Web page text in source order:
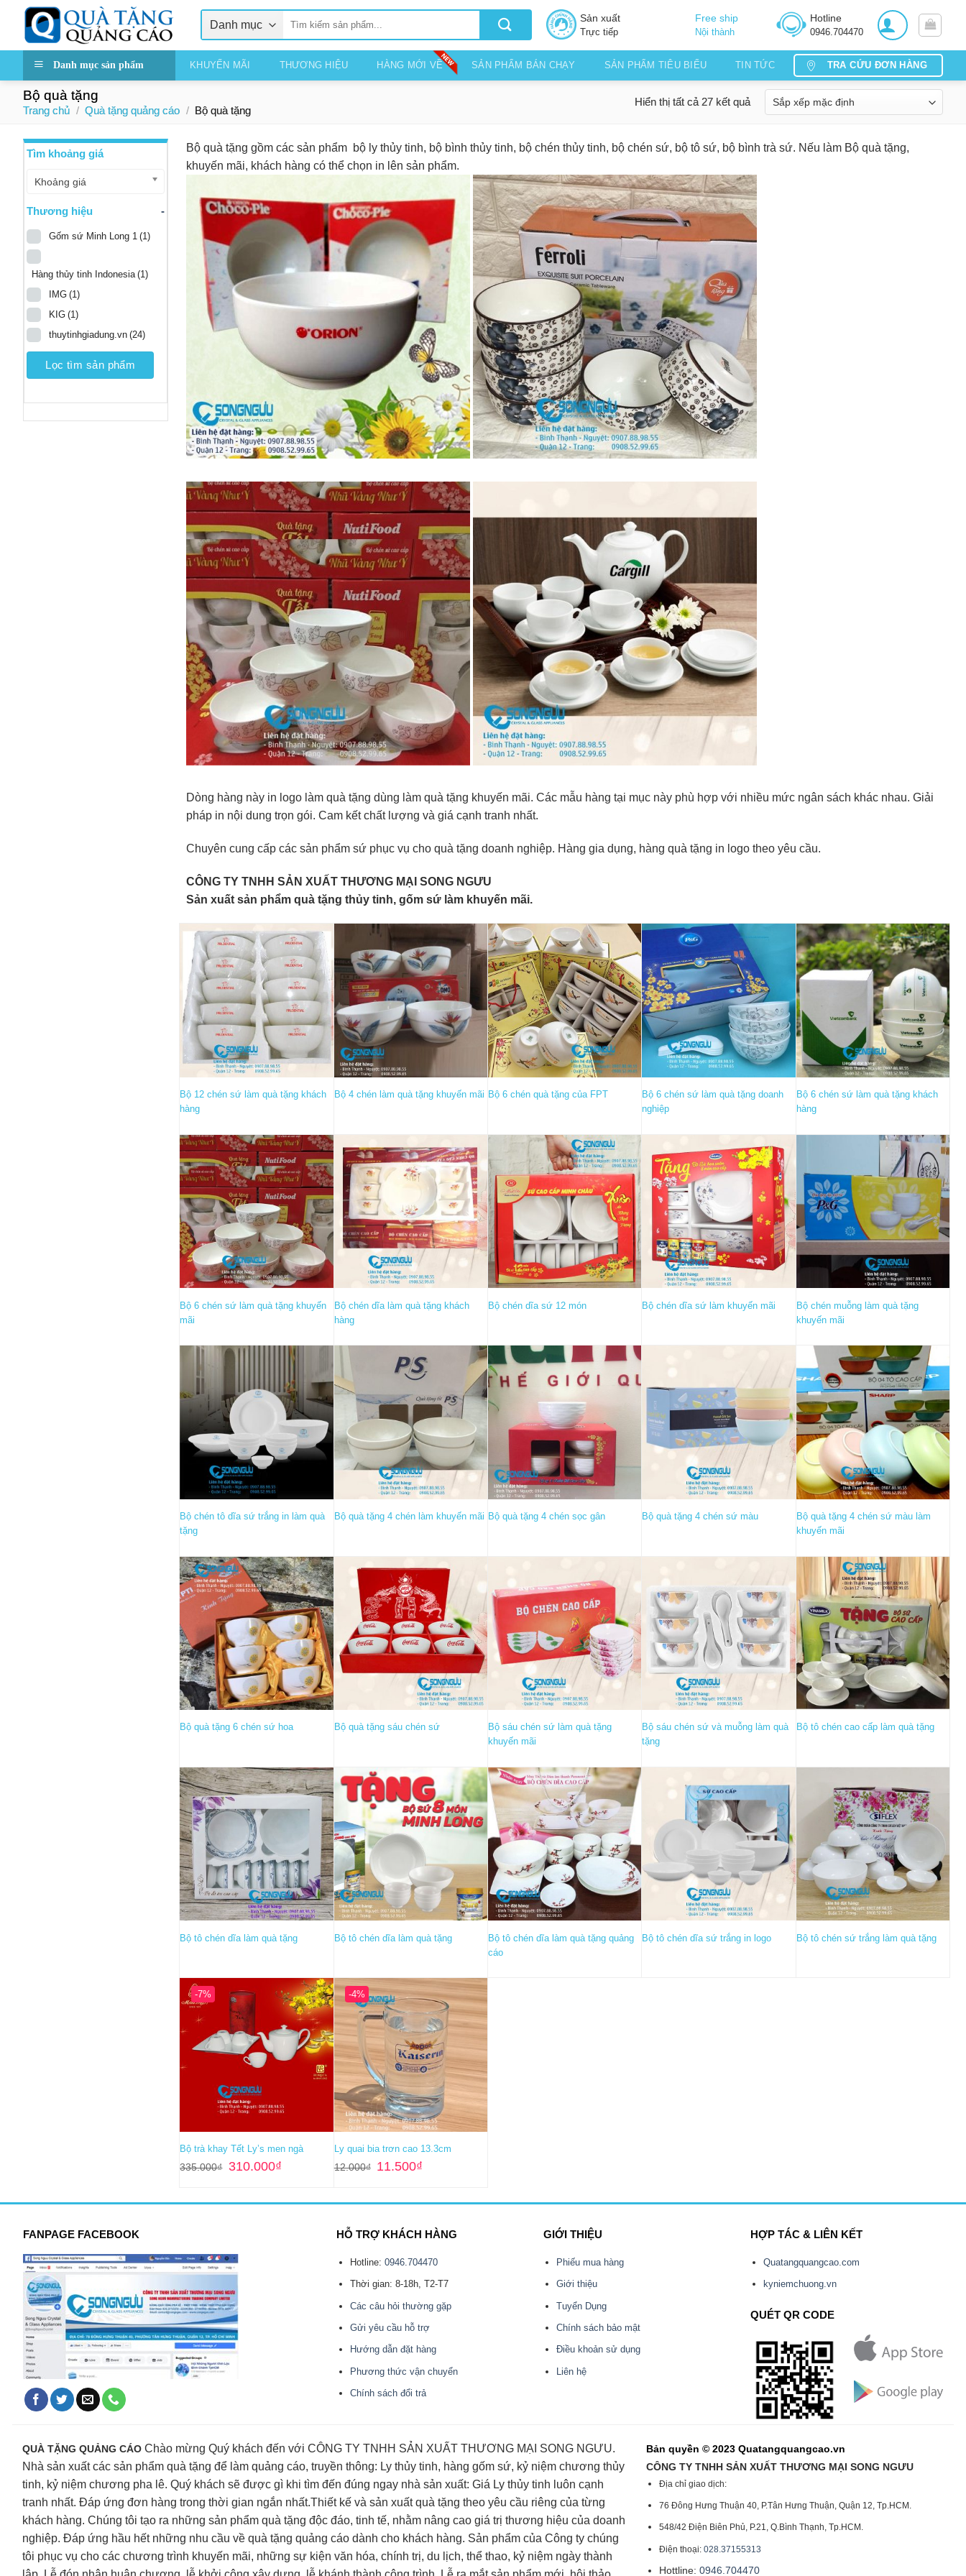
content
Sản xuất
Trực tiếp
Free ship
Nội thành
Hotline
0946.704470
Danh mục sản phẩm KHUYẾN MÃI THƯƠNG HIỆU HÀNG MỚI VỀ SẢN PHẨM BÁN CHẠY SẢN PHẨM TIÊU BIỂU TIN TỨC TRA CỨU ĐƠN HÀNG
Bộ quà tặng
Trang chủ / Quà tặng quảng cáo / Bộ quà tặng
Hiển thị tất cả 27 kết quả
Tìm khoảng giá
Khoảng giá
Thương hiệu -
Gốm sứ Minh Long 1 (1)
Hàng thủy tinh Indonesia (1)
IMG (1)
KIG (1)
thuytinhgiadung.vn (24)
Lọc tìm sản phẩm
Bộ quà tặng gồm các sản phẩm bộ ly thủy tinh, bộ bình thủy tinh, bộ chén thủy tinh, bộ chén sứ, bộ tô sứ, bộ bình trà sứ. Nếu làm Bộ quà tặng,
khuyến mãi, khách hàng có thể chọn in lên sản phẩm.
Dòng hàng này in logo làm quà tặng dùng làm quà tặng khuyến mãi. Các mẫu hàng tại mục này phù hợp với nhiều mức ngân sách khác nhau. Giải
pháp in nội dung trọn gói. Cam kết chất lượng và giá cạnh tranh nhất.
Chuyên cung cấp các sản phẩm sứ phục vụ cho quà tặng doanh nghiệp. Hàng gia dụng, hàng quà tặng in logo theo yêu cầu.
CÔNG TY TNHH SẢN XUẤT THƯƠNG MẠI SONG NGƯU
Sản xuất sản phẩm quà tặng thủy tinh, gốm sứ làm khuyến mãi.
Bộ 12 chén sứ làm quà tặng khách
hàng
Bộ 4 chén làm quà tặng khuyến mãi Bộ 6 chén quà tặng của FPT
Bộ 6 chén sứ làm quà tặng doanh
nghiệp
Bộ 6 chén sứ làm quà tặng khách
hàng
Bộ 6 chén sứ làm quà tặng khuyến
mãi
Bộ chén dĩa làm quà tặng khách
hàng
Bộ chén dĩa sứ 12 món Bộ chén dĩa sứ làm khuyến mãi
Bộ chén muỗng làm quà tặng
khuyến mãi
Bộ chén tô dĩa sứ trắng in làm quà
tặng
Bộ quà tặng 4 chén làm khuyến mãi Bộ quà tặng 4 chén sọc gân Bộ quà tặng 4 chén sứ màu
Bộ quà tặng 4 chén sứ màu làm
khuyến mãi
Bộ quà tặng 6 chén sứ hoa Bộ quà tặng sáu chén sứ
Bộ sáu chén sứ làm quà tặng
khuyến mãi
Bộ sáu chén sứ và muỗng làm quà
tặng
Bộ tô chén cao cấp làm quà tặng
Bộ tô chén dĩa làm quà tặng Bộ tô chén dĩa làm quà tặng
Bộ tô chén dĩa làm quà tặng quảng
cáo
Bộ tô chén dĩa sứ trắng in logo Bộ tô chén sứ trắng làm quà tặng
-7%
Bộ trà khay Tết Ly’s men ngà
335.000₫ Giá
gốc
310.000₫Giá
310.000₫.
-4%
Ly quai bia trơn cao 13.3cm
12.000₫ Giá
gốc
11.500₫Giá
11.500₫.
FANPAGE FACEBOOK HỖ TRỢ KHÁCH HÀNG
Hotline: 0946.704470
Thời gian: 8-18h, T2-T7
Các câu hỏi thường gặp
Gửi yêu cầu hỗ trợ
Hướng dẫn đặt hàng
Phương thức vận chuyển
Chính sách đổi trả
GIỚI THIỆU
Phiếu mua hàng
Giới thiệu
Tuyển Dụng
Chính sách bảo mật
Điều khoản sử dụng
Liên hệ
HỢP TÁC & LIÊN KẾT
Quatangquangcao.com
kyniemchuong.vn
QUÉT QR CODE
QUÀ TẶNG QUẢNG CÁO Chào mừng Quý khách đến với CÔNG TY TNHH SẢN XUẤT THƯƠNG MẠI SONG NGƯU.
Nhà sản xuất các sản phẩm quà tặng để làm quảng cáo, truyền thông: Ly thủy tinh, hàng gốm sứ, kỷ niệm chương thủy
tinh, kỷ niệm chương pha lê. Quý khách sẽ được gì khi tìm đến đúng ngay nhà sản xuất: Giá Ly thủy tinh luôn cạnh
tranh nhất. Đáp ứng đơn hàng trong thời gian ngắn nhất.Thiết kế và sản xuất quà tặng theo yêu cầu riêng của từng
khách hàng. Chúng tôi tạo ra những sản phẩm quà tặng độc đáo, tinh tế, nhằm nâng cao giá trị thương hiệu của doanh
nghiệp. Đáp ứng hầu hết những nhu cầu về quà tặng quảng cáo dành cho khách hàng. Sản phẩm của Công ty chúng
tôi phục vụ cho các chương trình khuyến mãi, những sự kiện văn hóa, chính trị, du lịch, thể thao, kỷ niệm ngày thành
Bản quyền © 2023 Quatangquangcao.vn
CÔNG TY TNHH SẢN XUẤT THƯƠNG MẠI SONG NGƯU
Địa chỉ giao dịch:
76 Đông Hưng Thuận 40, P.Tân Hưng Thuận, Quận 12, Tp.HCM.
548/42 Điện Biên Phủ, P.21, Q.Bình Thạnh, Tp.HCM.
Điện thoại:028.37155313
Hottline:0946.704470